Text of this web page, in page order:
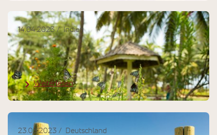
Indien
14.04.2023
Thomas Tuchel über die Kraft von
Routine, Intuition und Ayurveda
Weiterlesen
Deutschland
23.03.2023